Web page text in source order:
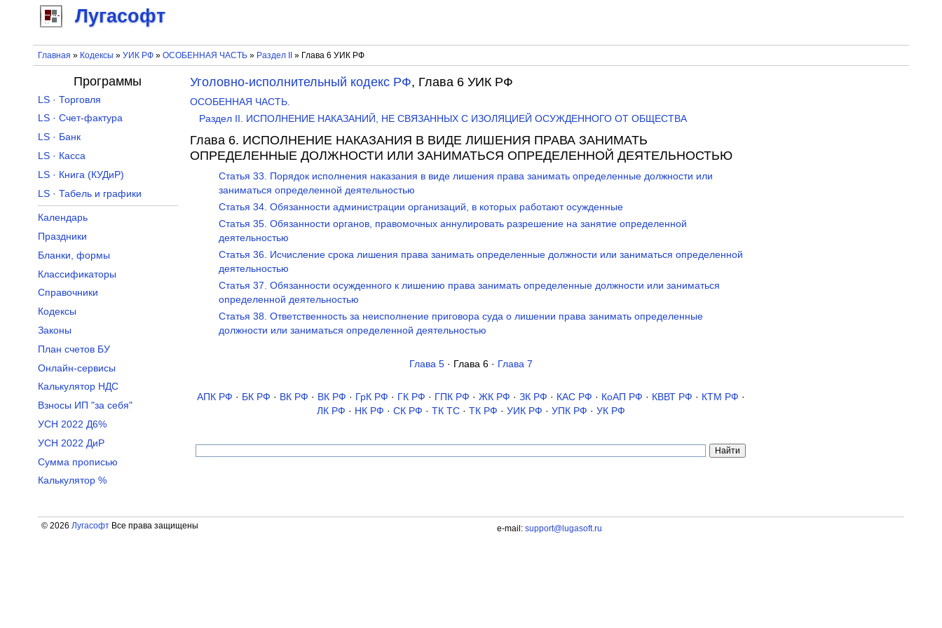
Лугасофт
Главная » Кодексы » УИК РФ» ОСОБЕННАЯ ЧАСТЬ» Раздел II » Глава 6 УИК РФ
Уголовно-исполнительный кодекс РФ, Глава 6 УИК РФ
ОСОБЕННАЯ ЧАСТЬ.
Раздел II. ИСПОЛНЕНИЕ НАКАЗАНИЙ, НЕ СВЯЗАННЫХ С ИЗОЛЯЦИЕЙ ОСУЖДЕННОГО ОТ ОБЩЕСТВА
Глава 6. ИСПОЛНЕНИЕ НАКАЗАНИЯ В ВИДЕ ЛИШЕНИЯ ПРАВА ЗАНИМАТЬ
ОПРЕДЕЛЕННЫЕ ДОЛЖНОСТИ ИЛИ ЗАНИМАТЬСЯ ОПРЕДЕЛЕННОЙ ДЕЯТЕЛЬНОСТЬЮ
Статья 33. Порядок исполнения наказания в виде лишения права занимать определенные должности или
заниматься определенной деятельностью
Статья 34. Обязанности администрации организаций, в которых работают осужденные
Статья 35. Обязанности органов, правомочных аннулировать разрешение на занятие определенной
деятельностью
Статья 36. Исчисление срока лишения права занимать определенные должности или заниматься определенной
деятельностью
Статья 37. Обязанности осужденного к лишению права занимать определенные должности или заниматься
определенной деятельностью
Статья 38. Ответственность за неисполнение приговора суда о лишении права занимать определенные
должности или заниматься определенной деятельностью
Глава 5 · Глава 6 · Глава 7
АПК РФ · БК РФ · ВК РФ · ВК РФ · ГрК РФ · ГК РФ · ГПК РФ · ЖК РФ · ЗК РФ · КАС РФ · КоАП РФ · КВВТ РФ · КТМ РФ ·
ЛК РФ · НК РФ · СК РФ · ТК TC · ТК РФ · УИК РФ · УПК РФ · УК РФ
Программы
LS · Торговля
LS · Счет-фактура
LS · Банк
LS · Касса
LS · Книга (КУДиР)
LS · Табель и графики
Календарь
Праздники
Бланки, формы
Классификаторы
Справочники
Кодексы
Законы
План счетов БУ
Онлайн-сервисы
Калькулятор НДС
Взносы ИП "за себя"
УСН 2022 Д6%
УСН 2022 ДиР
Сумма прописью
Калькулятор %
© 2026 ЛугасофтВсе права защищены e-mail: support@lugasoft.ru